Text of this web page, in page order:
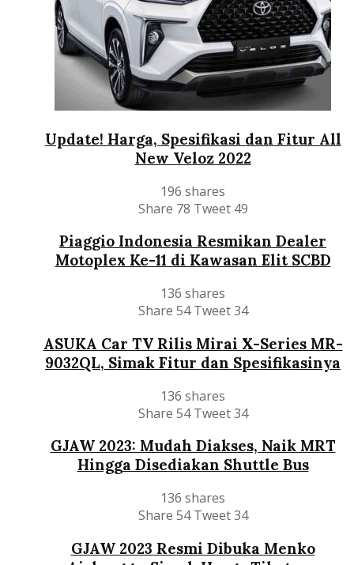
Update! Harga, Spesifikasi dan Fitur All
New Veloz 2022
196 shares
Share 78 Tweet 49
Piaggio Indonesia Resmikan Dealer
Motoplex Ke-11 di Kawasan Elit SCBD
136 shares
Share 54 Tweet 34
ASUKA Car TV Rilis Mirai X-Series MR-
9032QL, Simak Fitur dan Spesifikasinya
136 shares
Share 54 Tweet 34
GJAW 2023: Mudah Diakses, Naik MRT
Hingga Disediakan Shuttle Bus
136 shares
Share 54 Tweet 34
GJAW 2023 Resmi Dibuka Menko